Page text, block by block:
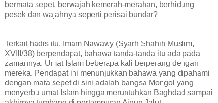
bermata sepet, berwajah kemerah-merahan, berhidung
pesek dan wajahnya seperti perisai bundar?
Terkait hadis itu, Imam Nawawy (Syarh Shahih Muslim,
XVIII/38) berpendapat, bahawa tanda-tanda itu ada pada
zamannya. Umat Islam beberapa kali berperang dengan
mereka. Pendapat ini menunjukkan bahawa yang dipahami
dengan mata sepet di sini adalah bangsa Mongol yang
menyerbu umat Islam hingga meruntuhkan Baghdad sampai